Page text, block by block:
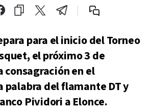
para el inicio del Torneo
el próximo 3 de
consagración en el
palabra del flamante DT y
Pividori a Elonce.